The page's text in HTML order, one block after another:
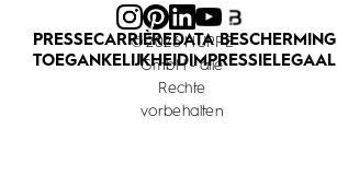
PRESSECARRIÈREDATA BESCHERMING
TOEGANKELIJKHEIDIMPRESSIELEGAAL
© 2026 HÜPPE
GmbH - alle
Rechte
vorbehalten